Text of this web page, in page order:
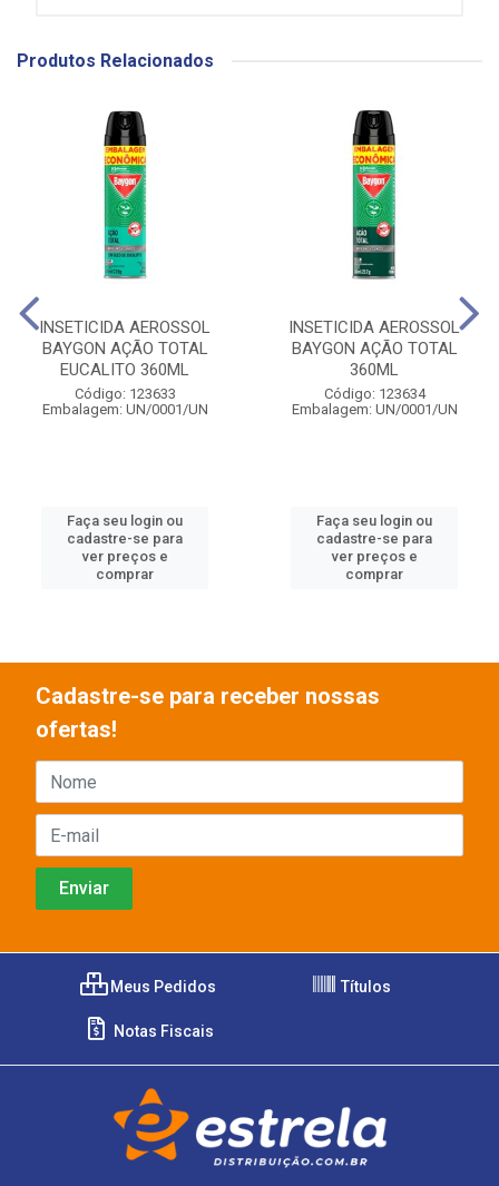
Produtos Relacionados
INSETICIDA AEROSSOL
BAYGON AÇÃO TOTAL
EUCALITO 360ML
Código: 123633
Embalagem: UN/0001/UN
Faça seu login ou
cadastre-se para
ver preços e
comprar
INSETICIDA AEROSSOL
BAYGON AÇÃO TOTAL
360ML
Código: 123634
Embalagem: UN/0001/UN
Faça seu login ou
cadastre-se para
ver preços e
comprar
Cadastre-se para receber nossas
ofertas!
Meus Pedidos Títulos
Notas Fiscais